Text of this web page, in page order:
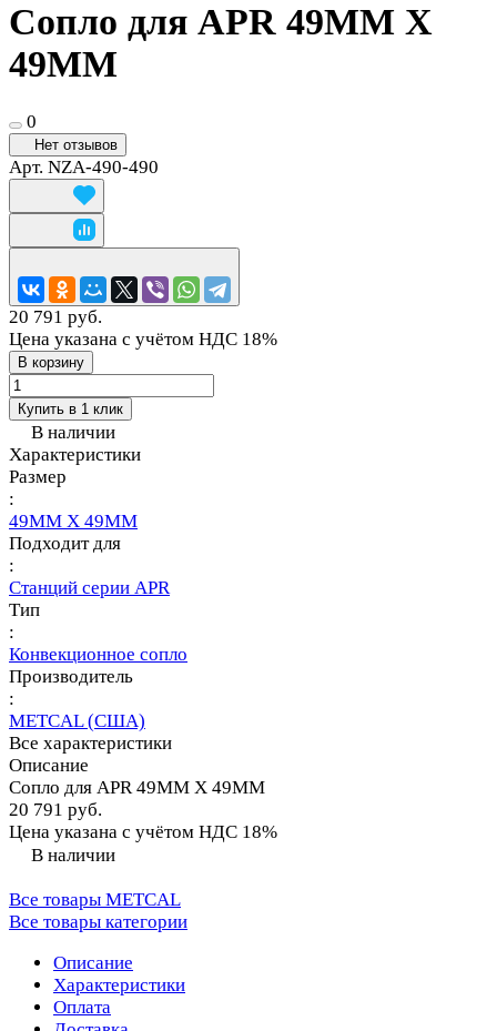
Сопло для APR 49MM X
49MM
0
Нет отзывов
Арт. NZA-490-490
20 791 руб.
Цена указана с учётом НДС 18%
В корзину
Купить в 1 клик
В наличии
Характеристики
Размер
:
49MM X 49MM
Подходит для
:
Станций серии APR
Тип
:
Конвекционное сопло
Производитель
:
METCAL (США)
Все характеристики
Описание
Сопло для APR 49MM X 49MM
20 791 руб.
Цена указана с учётом НДС 18%
В наличии
Все товары METCAL
Все товары категории
Описание
Характеристики
Оплата